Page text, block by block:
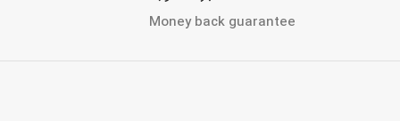
Money back guarantee